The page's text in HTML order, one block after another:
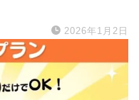
2026年1月2日